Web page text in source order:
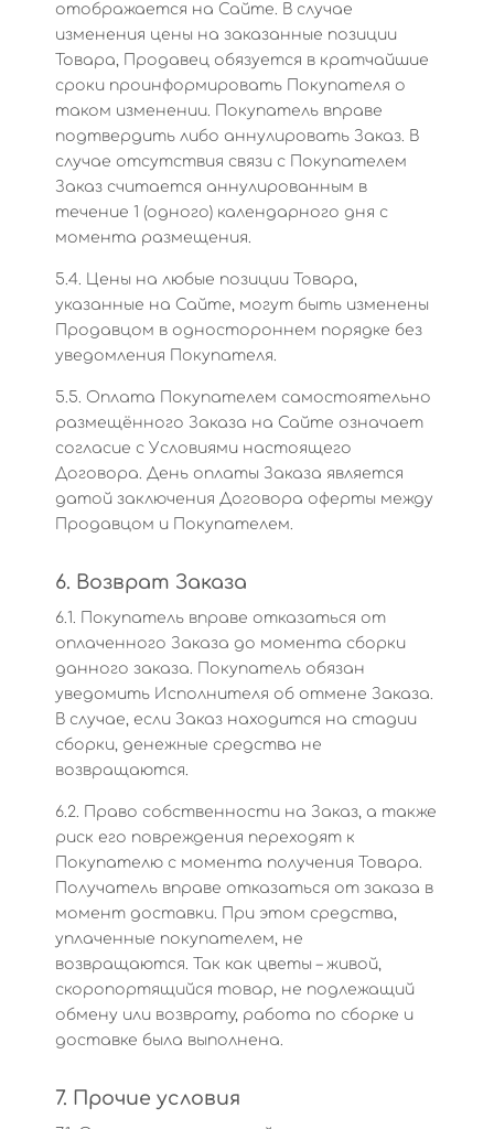
отображается на Сайте. В случае
изменения цены на заказанные позиции
Товара, Продавец обязуется в кратчайшие
сроки проинформировать Покупателя о
таком изменении. Покупатель вправе
подтвердить либо аннулировать Заказ. В
случае отсутствия связи с Покупателем
Заказ считается аннулированным в
течение 1 (одного) календарного дня с
момента размещения.
5.4. Цены на любые позиции Товара,
указанные на Сайте, могут быть изменены
Продавцом в одностороннем порядке без
уведомления Покупателя.
5.5. Оплата Покупателем самостоятельно
размещённого Заказа на Сайте означает
согласие с Условиями настоящего
Договора. День оплаты Заказа является
датой заключения Договора оферты между
Продавцом и Покупателем.
6. Возврат Заказа
6.1. Покупатель вправе отказаться от
оплаченного Заказа до момента сборки
данного заказа. Покупатель обязан
уведомить Исполнителя об отмене Заказа.
В случае, если Заказ находится на стадии
сборки, денежные средства не
возвращаются.
6.2. Право собственности на Заказ, а также
риск его повреждения переходят к
Покупателю с момента получения Товара.
Получатель вправе отказаться от заказа в
момент доставки. При этом средства,
уплаченные покупателем, не
возвращаются. Так как цветы – живой,
скоропортящийся товар, не подлежащий
обмену или возврату, работа по сборке и
доставке была выполнена.
7. Прочие условия